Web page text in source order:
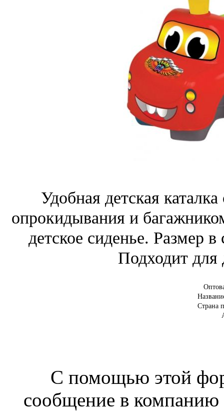
Удобная детская
опрокидывания и
детское сиденье. Размер
Подходит для
Страна
С помощью этой
сообщение в компанию